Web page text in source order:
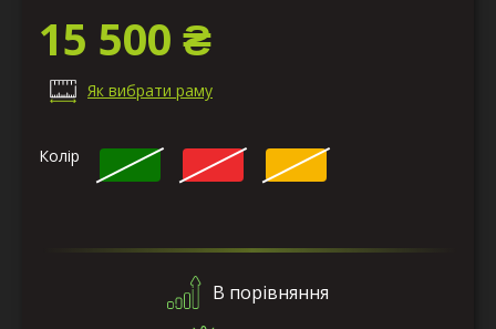
15 500 ₴
Як вибрати раму
Колір
В порівняння